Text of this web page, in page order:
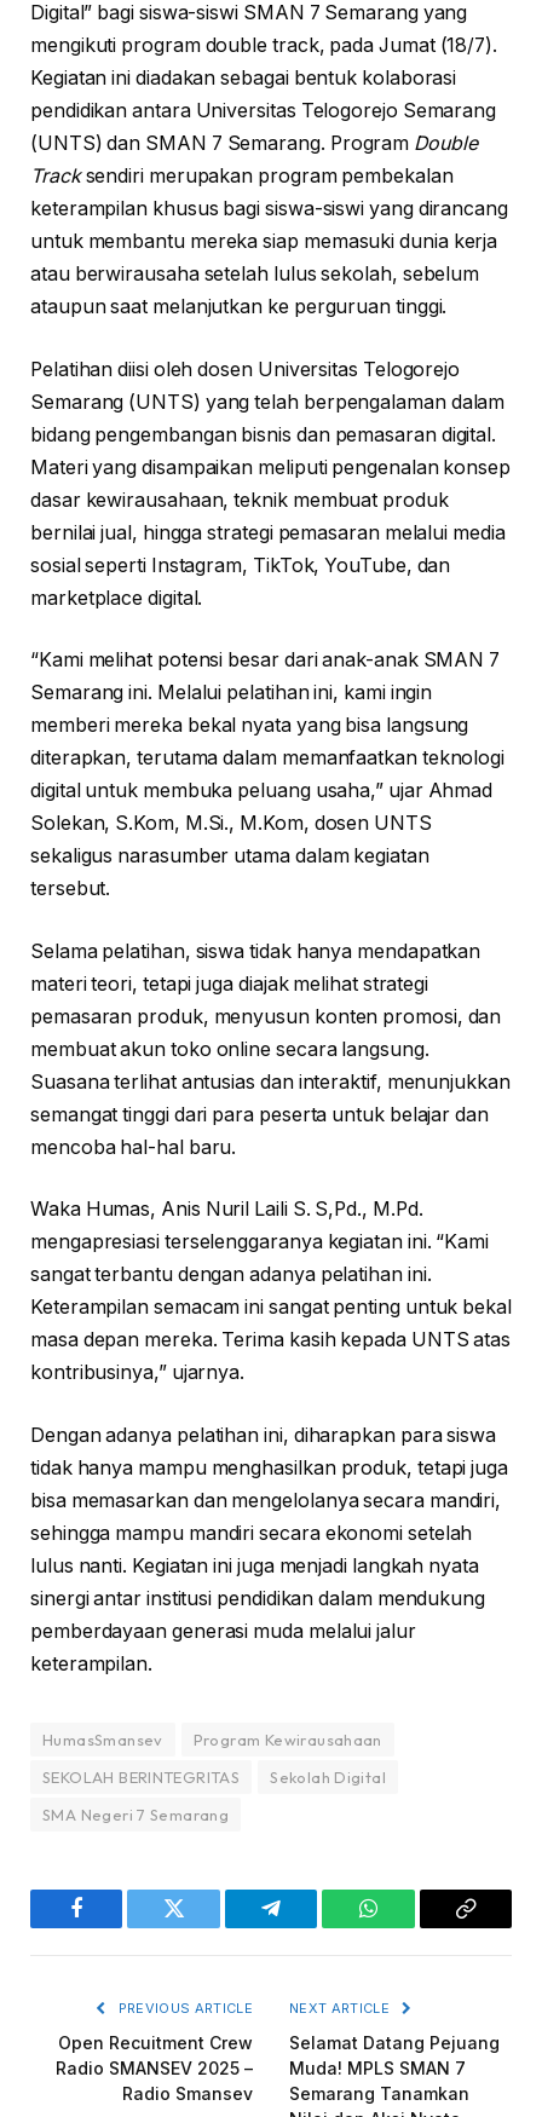
Digital” bagi siswa-siswi SMAN 7 Semarang yang
mengikuti program double track, pada Jumat (18/7).
Kegiatan ini diadakan sebagai bentuk kolaborasi
pendidikan antara Universitas Telogorejo Semarang
(UNTS) dan SMAN 7 Semarang. Program Double
Tracksendiri merupakan program pembekalan
keterampilan khusus bagi siswa-siswi yang dirancang
untuk membantu mereka siap memasuki dunia kerja
atau berwirausaha setelah lulus sekolah, sebelum
ataupun saat melanjutkan ke perguruan tinggi.
Pelatihan diisi oleh dosen Universitas Telogorejo
Semarang (UNTS) yang telah berpengalaman dalam
bidang pengembangan bisnis dan pemasaran digital.
Materi yang disampaikan meliputi pengenalan konsep
dasar kewirausahaan, teknik membuat produk
bernilai jual, hingga strategi pemasaran melalui media
sosial seperti Instagram, TikTok, YouTube, dan
marketplace digital.
“Kami melihat potensi besar dari anak-anak SMAN 7
Semarang ini. Melalui pelatihan ini, kami ingin
memberi mereka bekal nyata yang bisa langsung
diterapkan, terutama dalam memanfaatkan teknologi
digital untuk membuka peluang usaha,” ujar Ahmad
Solekan, S.Kom, M.Si., M.Kom, dosen UNTS
sekaligus narasumber utama dalam kegiatan
tersebut.
Selama pelatihan, siswa tidak hanya mendapatkan
materi teori, tetapi juga diajak melihat strategi
pemasaran produk, menyusun konten promosi, dan
membuat akun toko online secara langsung.
Suasana terlihat antusias dan interaktif, menunjukkan
semangat tinggi dari para peserta untuk belajar dan
mencoba hal-hal baru.
Waka Humas, Anis Nuril Laili S. S,Pd., M.Pd.
mengapresiasi terselenggaranya kegiatan ini. “Kami
sangat terbantu dengan adanya pelatihan ini.
Keterampilan semacam ini sangat penting untuk bekal
masa depan mereka. Terima kasih kepada UNTS atas
kontribusinya,” ujarnya.
Dengan adanya pelatihan ini, diharapkan para siswa
tidak hanya mampu menghasilkan produk, tetapi juga
bisa memasarkan dan mengelolanya secara mandiri,
sehingga mampu mandiri secara ekonomi setelah
lulus nanti. Kegiatan ini juga menjadi langkah nyata
sinergi antar institusi pendidikan dalam mendukung
pemberdayaan generasi muda melalui jalur
keterampilan.
HumasSmansev
Program Kewirausahaan
SEKOLAH BERINTEGRITAS
Sekolah Digital
SMA Negeri 7 Semarang
Facebook Twitter Telegram WhatsAppCopy
PREVIOUS ARTICLE
Open Recuitment Crew
Radio SMANSEV 2025 –
Radio Smansev
NEXT ARTICLE
Selamat Datang Pejuang
Muda! MPLS SMAN 7
Semarang Tanamkan